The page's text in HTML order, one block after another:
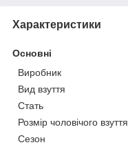
Характеристики
Основні
Виробник
Вид взуття
Стать
Розмір чоловічого взуття
Сезон